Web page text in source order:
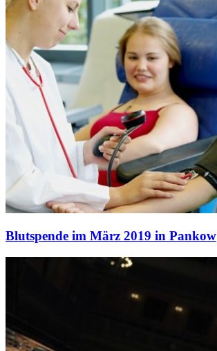
Blutspende im März 2019 in Pankow